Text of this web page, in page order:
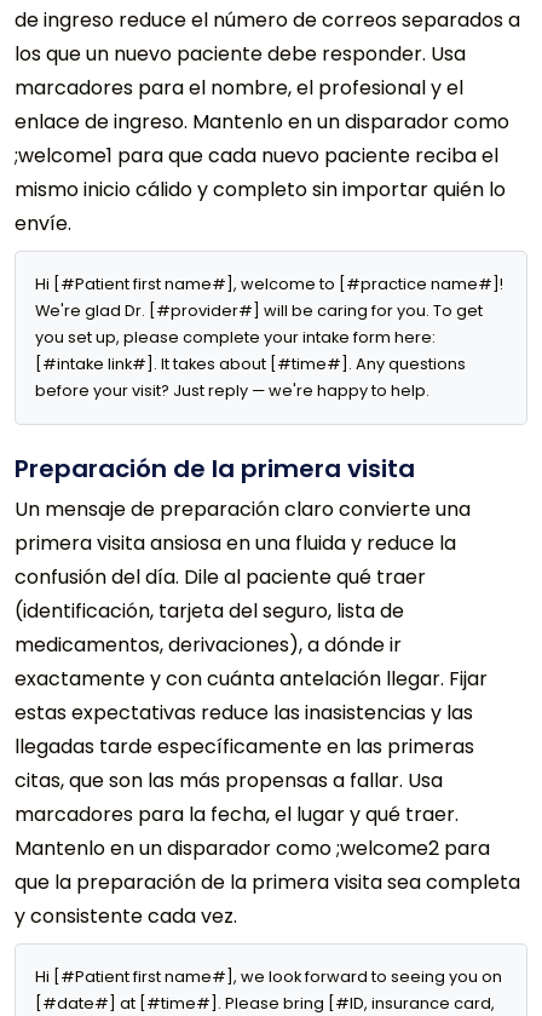
de ingreso reduce el número de correos separados a
los que un nuevo paciente debe responder. Usa
marcadores para el nombre, el profesional y el
enlace de ingreso. Mantenlo en un disparador como
;welcome1 para que cada nuevo paciente reciba el
mismo inicio cálido y completo sin importar quién lo
envíe.
Hi [#Patient first name#], welcome to [#practice name#]!
We're glad Dr. [#provider#] will be caring for you. To get
you set up, please complete your intake form here:
[#intake link#]. It takes about [#time#]. Any questions
before your visit? Just reply — we're happy to help.
Preparación de la primera visita
Un mensaje de preparación claro convierte una
primera visita ansiosa en una fluida y reduce la
confusión del día. Dile al paciente qué traer
(identificación, tarjeta del seguro, lista de
medicamentos, derivaciones), a dónde ir
exactamente y con cuánta antelación llegar. Fijar
estas expectativas reduce las inasistencias y las
llegadas tarde específicamente en las primeras
citas, que son las más propensas a fallar. Usa
marcadores para la fecha, el lugar y qué traer.
Mantenlo en un disparador como ;welcome2 para
que la preparación de la primera visita sea completa
y consistente cada vez.
Hi [#Patient first name#], we look forward to seeing you on
[#date#] at [#time#]. Please bring [#ID, insurance card,